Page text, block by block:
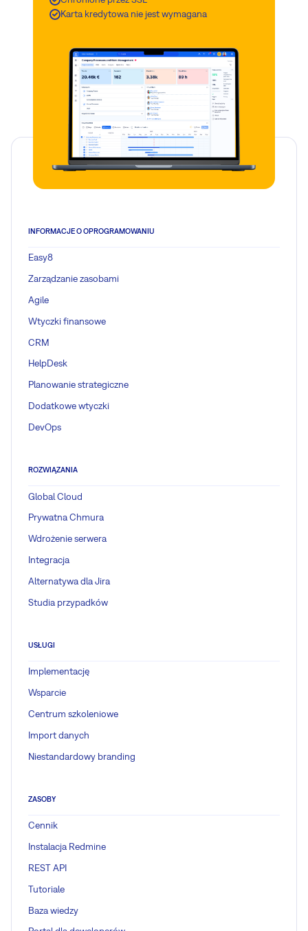
Karta kredytowa nie jest wymagana
INFORMACJE O OPROGRAMOWANIU
Easy8
Zarządzanie zasobami
Agile
Wtyczki finansowe
CRM
HelpDesk
Planowanie strategiczne
Dodatkowe wtyczki
DevOps
ROZWIĄZANIA
Global Cloud
Prywatna Chmura
Wdrożenie serwera
Integracja
Alternatywa dla Jira
Studia przypadków
USŁUGI
Implementację
Wsparcie
Centrum szkoleniowe
Import danych
Niestandardowy branding
ZASOBY
Cennik
Instalacja Redmine
REST API
Tutoriale
Baza wiedzy